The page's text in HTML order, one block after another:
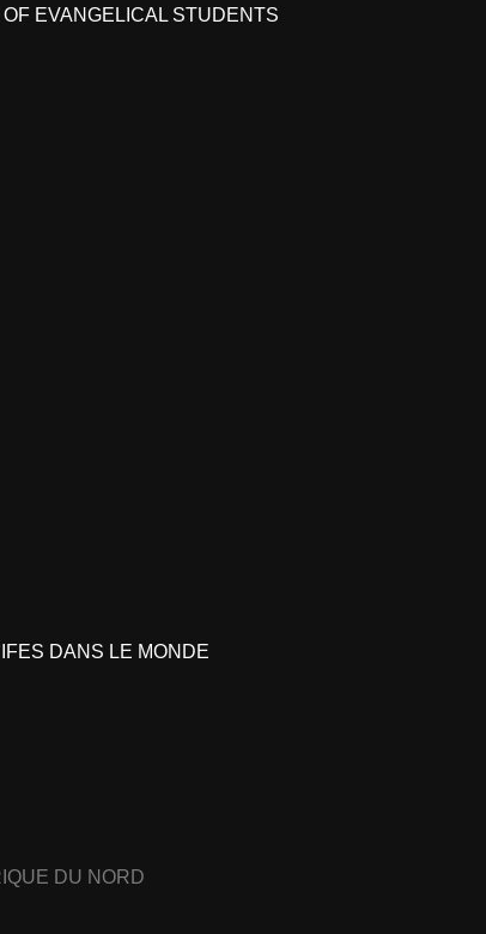
EVANGELICAL STUDENTS
DANS LE MONDE
DU NORD